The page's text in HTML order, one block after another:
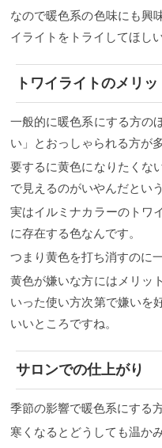
なので暖色系の色味にも興
イライトをトライしてほしい
トワイライトのメリッ
一般的に暖色系にする方の
い」とおっしゃられる方が
要するに黄色になりたくな
で見えるのがいやんだとい
実はイルミナカラーのトワ
に存在する色なんです。
つまり黄色を打ち消すのに
黄色が嫌いな方にはメリッ
いった使い方次第で嫌いを
いいところですね。
サロンでの仕上がり
季節の影響で暖色系にする
寒くなるとどうしても温か